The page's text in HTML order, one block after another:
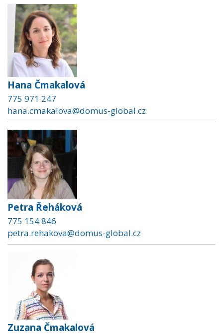
Hana Čmakalová
775 971 247
hana.cmakalova@domus-global.cz
Petra Řeháková
775 154 846
petra.rehakova@domus-global.cz
Zuzana Čmakalová